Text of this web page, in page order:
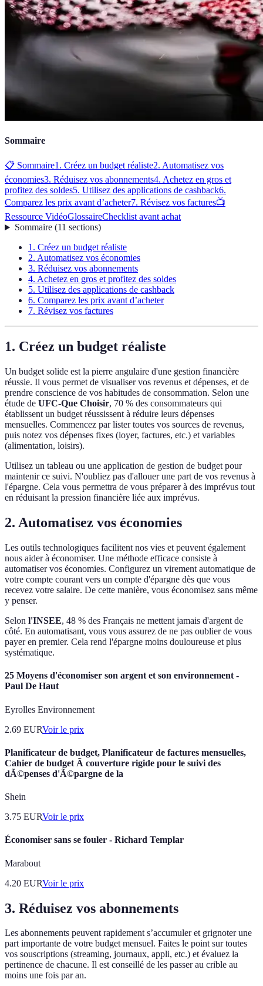
Sommaire
📋 Sommaire1. Créez un budget réaliste2. Automatisez vos
économies3. Réduisez vos abonnements4. Achetez en gros et
profitez des soldes5. Utilisez des applications de cashback6.
Comparez les prix avant d’acheter7. Révisez vos factures📺
Ressource VidéoGlossaireChecklist avant achat
Sommaire(11 sections)
1. Créez un budget réaliste
2. Automatisez vos économies
3. Réduisez vos abonnements
4. Achetez en gros et profitez des soldes
5. Utilisez des applications de cashback
6. Comparez les prix avant d’acheter
7. Révisez vos factures
1. Créez un budget réaliste
Un budget solide est la pierre angulaire d'une gestion financière
réussie. Il vous permet de visualiser vos revenus et dépenses, et de
prendre conscience de vos habitudes de consommation. Selon une
étude de UFC-Que Choisir, 70 % des consommateurs qui
établissent un budget réussissent à réduire leurs dépenses
mensuelles. Commencez par lister toutes vos sources de revenus,
puis notez vos dépenses fixes (loyer, factures, etc.) et variables
(alimentation, loisirs).
Utilisez un tableau ou une application de gestion de budget pour
maintenir ce suivi. N'oubliez pas d'allouer une part de vos revenus à
l'épargne. Cela vous permettra de vous préparer à des imprévus tout
en réduisant la pression financière liée aux imprévus.
2. Automatisez vos économies
Les outils technologiques facilitent nos vies et peuvent également
nous aider à économiser. Une méthode efficace consiste à
automatiser vos économies. Configurez un virement automatique de
votre compte courant vers un compte d'épargne dès que vous
recevez votre salaire. De cette manière, vous économisez sans même
y penser.
Selon l'INSEE, 48 % des Français ne mettent jamais d'argent de
côté. En automatisant, vous vous assurez de ne pas oublier de vous
payer en premier. Cela rend l'épargne moins douloureuse et plus
systématique.
25 Moyens d'économiser son argent et son environnement -
Paul De Haut
Eyrolles Environnement
2.69 EURVoir le prix
Planificateur de budget, Planificateur de factures mensuelles,
Cahier de budget Ã couverture rigide pour le suivi des
dÃ©penses d'Ã©pargne de la
Shein
3.75 EURVoir le prix
Économiser sans se fouler - Richard Templar
Marabout
4.20 EURVoir le prix
3. Réduisez vos abonnements
Les abonnements peuvent rapidement s’accumuler et grignoter une
part importante de votre budget mensuel. Faites le point sur toutes
vos souscriptions (streaming, journaux, appli, etc.) et évaluez la
pertinence de chacune. Il est conseillé de les passer au crible au
moins une fois par an.